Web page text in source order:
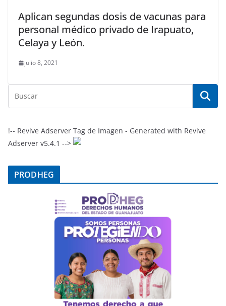
Aplican segundas dosis de vacunas para
personal médico privado de Irapuato,
Celaya y León.
julio 8, 2021
!-- Revive Adserver Tag de Imagen - Generated with Revive
Adserver v5.4.1 -->
PRODHEG